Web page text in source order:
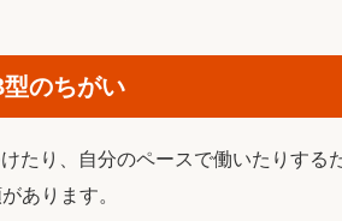
のちがい
たり、自分のペースで働いたりする
あります。